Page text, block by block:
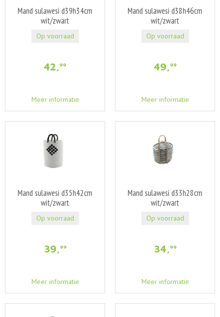
Mand sulawesi d39h34cm
wit/zwart
42,99
Meer informatie
Op voorraad
Mand sulawesi d38h46cm
wit/zwart
49,99
Meer informatie
Op voorraad
Mand sulawesi d35h42cm
wit/zwart
39,99
Meer informatie
Op voorraad
Mand sulawesi d33h28cm
wit/zwart
34,99
Meer informatie
Op voorraad